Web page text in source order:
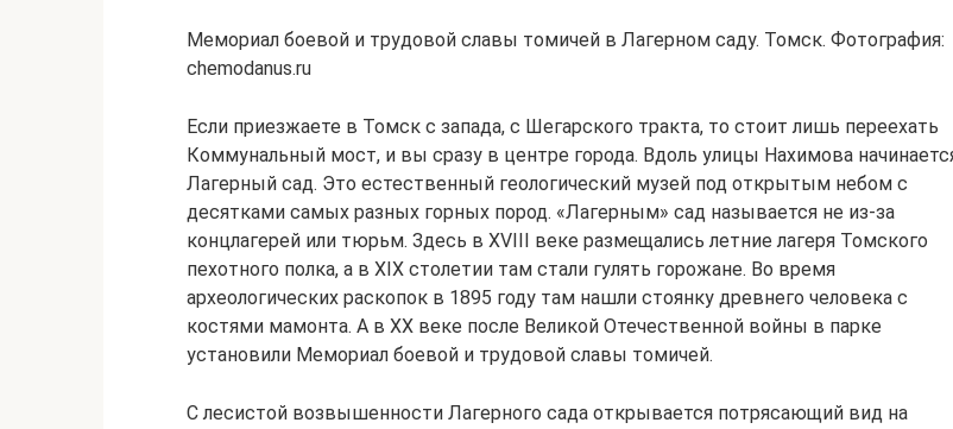
Мемориал боевой и трудовой славы томичей в Лагерном саду. Томск. Фотография:
chemodanus.ru
Если приезжаете в Томск с запада, с Шегарского тракта, то стоит лишь переехать
Коммунальный мост, и вы сразу в центре города. Вдоль улицы Нахимова
Лагерный сад. Это естественный геологический музей под открытым небом с
десятками самых разных горных пород. «Лагерным» сад называется не из-за
концлагерей или тюрьм. Здесь в XVIII веке размещались летние лагеря Томского
пехотного полка, а в XIX столетии там стали гулять горожане. Во время
археологических раскопок в 1895 году там нашли стоянку древнего человека с
костями мамонта. А в XX веке после Великой Отечественной войны в парке
установили Мемориал боевой и трудовой славы томичей.
С лесистой возвышенности Лагерного сада открывается потрясающий вид на